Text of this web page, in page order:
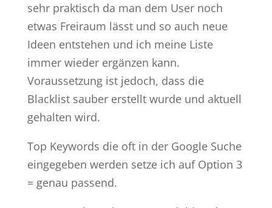
sehr praktisch da man dem User noch
etwas Freiraum lässt und so auch neue
Ideen entstehen und ich meine Liste
immer wieder ergänzen kann.
Voraussetzung ist jedoch, dass die
Blacklist sauber erstellt wurde und aktuell
gehalten wird.
Top Keywords die oft in der Google Suche
eingegeben werden setze ich auf Option 3
= genau passend.